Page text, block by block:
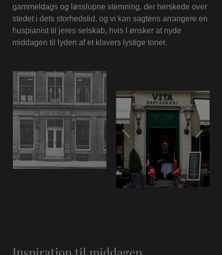
gammeldags og løsslupne stemning, der herskede over
stedet i dets storhedstid, og vi kan sagtens arrangere en
huspianist til jeres selskab, hvis I ønsker at nyde
middagen til lyden af et klavers lystige toner.